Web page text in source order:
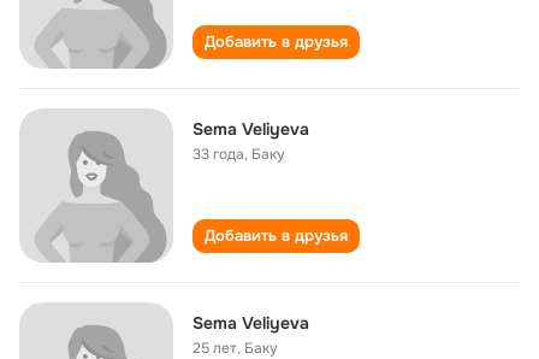
Добавить в друзья
Sema Veliyeva
33 года, Баку
Добавить в друзья
Sema Veliyeva
25 лет, Баку